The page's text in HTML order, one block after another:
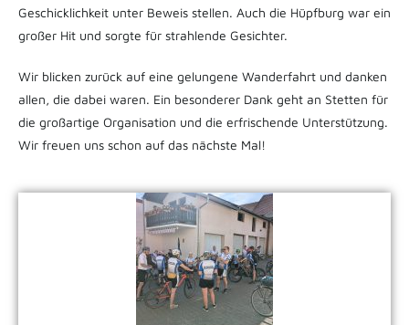
Geschicklichkeit unter Beweis stellen. Auch die Hüpfburg war ein
großer Hit und sorgte für strahlende Gesichter.
Wir blicken zurück auf eine gelungene Wanderfahrt und danken
allen, die dabei waren. Ein besonderer Dank geht an Stetten für
die großartige Organisation und die erfrischende Unterstützung.
Wir freuen uns schon auf das nächste Mal!